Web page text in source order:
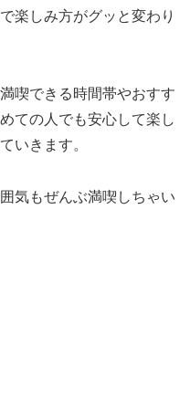
楽しみ方がグッと変わり
喫できる時間帯やおすす
ての人でも安心して楽し
いきます。
気もぜんぶ満喫しちゃい